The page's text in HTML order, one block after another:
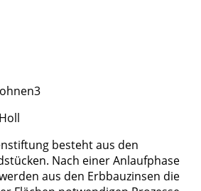
besteht aus den
Nach einer Anlaufphase
aus den Erbbauzinsen die